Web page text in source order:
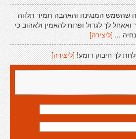
שהשמש המנגינה והאהבה תמיד תלווה
לך לגדול ופרוח להאמין ולאהוב כי
... [ליצירה]
לך חיבוק דומע! [ליצירה]